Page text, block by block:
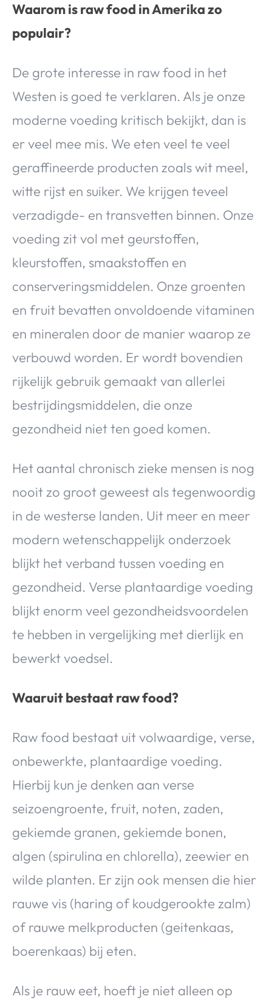
Waarom is raw food in Amerika zo
populair?
De grote interesse in raw food in het
Westen is goed te verklaren. Als je onze
moderne voeding kritisch bekijkt, dan is
er veel mee mis. We eten veel te veel
geraffineerde producten zoals wit meel,
witte rijst en suiker. We krijgen teveel
verzadigde- en transvetten binnen. Onze
voeding zit vol met geurstoffen,
kleurstoffen, smaakstoffen en
conserveringsmiddelen. Onze groenten
en fruit bevatten onvoldoende vitaminen
en mineralen door de manier waarop ze
verbouwd worden. Er wordt bovendien
rijkelijk gebruik gemaakt van allerlei
bestrijdingsmiddelen, die onze
gezondheid niet ten goed komen.
Het aantal chronisch zieke mensen is nog
nooit zo groot geweest als tegenwoordig
in de westerse landen. Uit meer en meer
modern wetenschappelijk onderzoek
blijkt het verband tussen voeding en
gezondheid. Verse plantaardige voeding
blijkt enorm veel gezondheidsvoordelen
te hebben in vergelijking met dierlijk en
bewerkt voedsel.
Waaruit bestaat raw food?
Raw food bestaat uit volwaardige, verse,
onbewerkte, plantaardige voeding.
Hierbij kun je denken aan verse
seizoengroente, fruit, noten, zaden,
gekiemde granen, gekiemde bonen,
algen (spirulina en chlorella), zeewier en
wilde planten. Er zijn ook mensen die hier
rauwe vis (haring of koudgerookte zalm)
of rauwe melkproducten (geitenkaas,
boerenkaas) bij eten.
Als je rauw eet, hoeft je niet alleen op